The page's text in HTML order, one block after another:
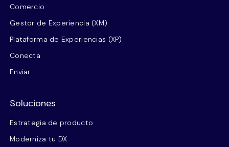
Comercio
Gestor de Experiencia (XM)
Plataforma de Experiencias (XP)
Conecta
Enviar
Soluciones
Estrategia de producto
Moderniza tu DX